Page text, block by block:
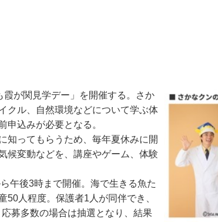
が関見学デー」を開催する。さか
クル、自然環境などについて学ぶ体
申込みが必要となる。
知ってもらうため、毎年夏休みに開
候変動などを、講座やゲーム、体験
午後3時まで開催。海で生きる魚た
人程度。保護者1人が同伴でき、
募多数の場合は抽選となり、結果